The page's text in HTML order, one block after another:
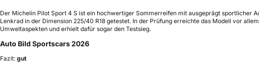
Der Michelin Pilot Sport 4 S ist ein hochwertiger Sommerreifen mit ausgeprägt sportlicher
Lenkrad in der Dimension 225/40 R18 getestet. In der Prüfung erreichte das Modell vor
Umweltaspekten und erhielt dafür sogar den Testsieg.
Auto Bild Sportscars 2026
Fazit: gut